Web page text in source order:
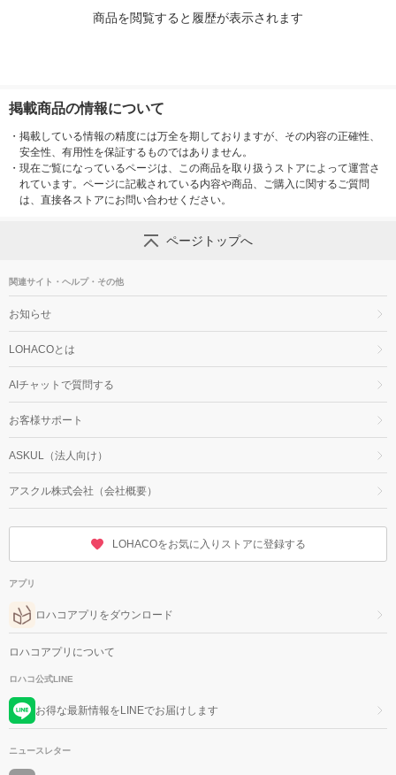
商品を閲覧すると履歴が表示されます
掲載商品の情報について
・ 掲載している情報の精度には万全を期しておりますが、その内容の正確性、
安全性、有用性を保証するものではありません。
・ 現在ご覧になっているページは、この商品を取り扱うストアによって運営さ
れています。ページに記載されている内容や商品、ご購入に関するご質問
は、直接各ストアにお問い合わせください。
ページトップへ
関連サイト・ヘルプ・その他
お知らせ
LOHACOとは
AIチャットで質問する
お客様サポート
ASKUL（法人向け）
アスクル株式会社（会社概要）
LOHACOをお気に入りストアに登録する
アプリ
ロハコアプリをダウンロード
ロハコアプリについて
ロハコ公式LINE
お得な最新情報をLINEでお届けします
ニュースレター